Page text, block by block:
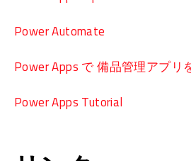
Power Automate
Power Apps で 備品管理アプリ
Power Apps Tutorial